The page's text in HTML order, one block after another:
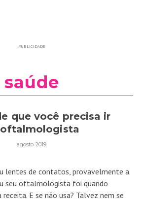
PUBLICIDADE
saúde
que você precisa ir
agosto 2019
lentes de contatos, provavelmente a
seu oftalmologista foi quando
E se não usa? Talvez nem se